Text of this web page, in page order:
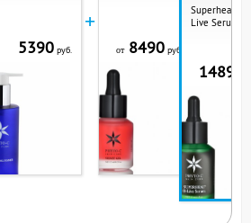
5390 руб.
+
от8490 руб.
Superheal O-
Live Serum
ВЫ СМОТРИТЕ
14890